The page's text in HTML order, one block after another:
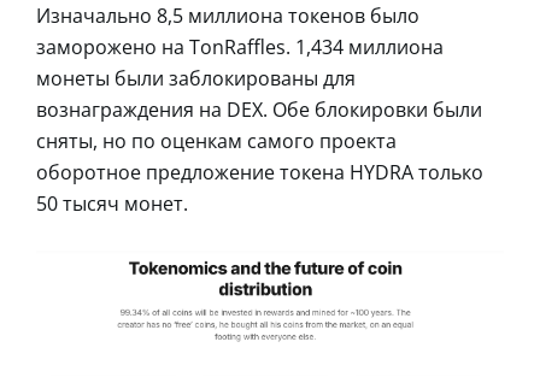
Изначально 8,5 миллиона токенов было
заморожено на TonRaffles. 1,434 миллиона
монеты были заблокированы для
вознаграждения на DEX. Обе блокировки были
сняты, но по оценкам самого проекта
оборотное предложение токена HYDRA только
50 тысяч монет.